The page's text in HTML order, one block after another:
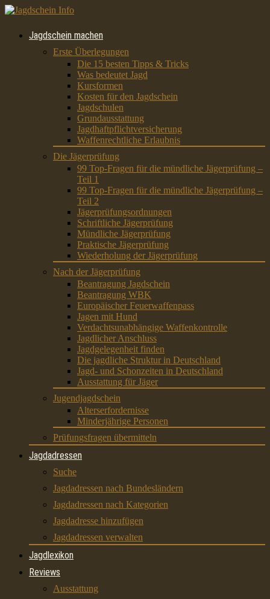
Jagdschein machen
Erste Überlegungen
Die 15 besten Tipps & Tricks
Was bedeutet Jagd
Kursformen
Kosten für den Jagdschein
Jagdschulen
Grundausstattung
Jagdhaftpflichtversicherung
Waffenrechtliche Erlaubnis
Die Jägerprüfung
99 Top-Fragen für die mündliche Jägerprüfung –
Teil 1
99 Top-Fragen für die mündliche Jägerprüfung –
Teil 2
Jägerprüfungsordnungen
Schriftliche Jägerprüfung
Mündliche Jägerprüfung
Praktische Jägerprüfung
Wiederholung der Jägerprüfung
Nach der Jägerprüfung
Beantragung Jagdschein
Beantragung WBK
Europäischer Feuerwaffenpass
Jagen mit Hund
Verdachtsunabhängige Waffenkontrolle
Jagdlicher Anschluss
Jagdgelegenheit finden
Die jagdliche Struktur in Deutschland
Jagd- und Schonzeiten in Deutschland
Ausstattung für Jäger
Jugendjagdschein
Alterserfordernisse
Minderjährige Personen
Prüfungsfragen übermitteln
Jagdadressen
Suche
Jagdadressen nach Bundesländern
Jagdadressen nach Kategorien
Jagdadresse hinzufügen
Jagdadressen verwalten
Jagdlexikon
Reviews
Ausstattung